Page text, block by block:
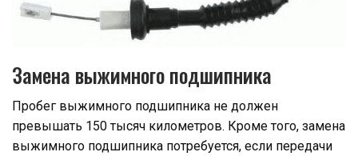
Замена выжимного подшипника
Пробег выжимного подшипника не должен
превышать 150 тысяч километров. Кроме того, замена
выжимного подшипника потребуется, если передачи